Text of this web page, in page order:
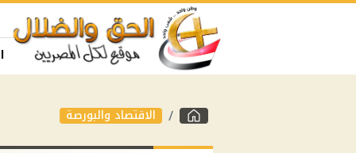
الاقتصاد والبورصة